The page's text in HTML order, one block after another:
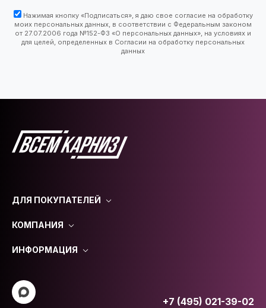
Нажимая кнопку «Подписаться», я даю свое согласие на обработку
моих персональных данных, в соответствии с Федеральным законом
от 27.07.2006 года №152-ФЗ «О персональных данных», на условиях и
для целей, определенных в Согласии на обработку персональных
данных
ДЛЯ ПОКУПАТЕЛЕЙ
КОМПАНИЯ
ИНФОРМАЦИЯ
+7 (495) 021-39-02